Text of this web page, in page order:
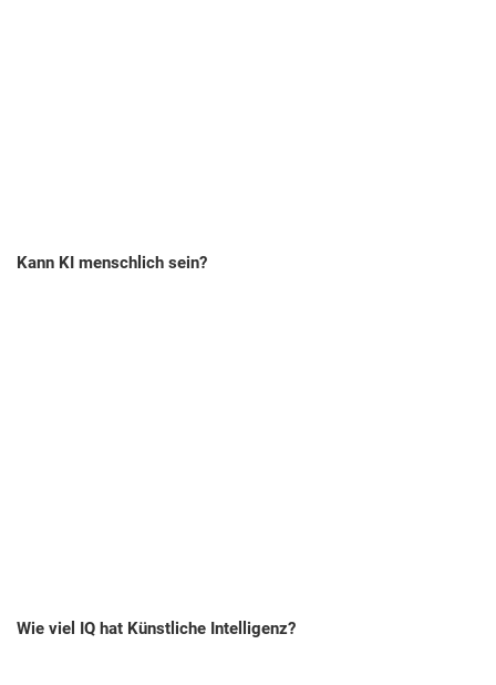
Kann KI menschlich sein?
Wie viel IQ hat Künstliche Intelligenz?